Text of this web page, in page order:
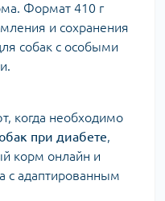
Формат 410 г
и сохранения
собак с особыми
когда необходимо
при диабете,
корм онлайн и
с адаптированным